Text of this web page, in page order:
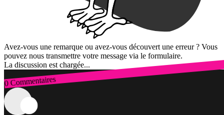
Avez-vous une remarque ou avez-vous découvert une erreur ? Vous
pouvez nous transmettre votre message via le formulaire.
La discussion est chargée...
0 Commentaires
Connexion